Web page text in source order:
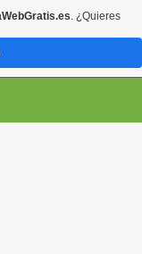
. ¿Quieres